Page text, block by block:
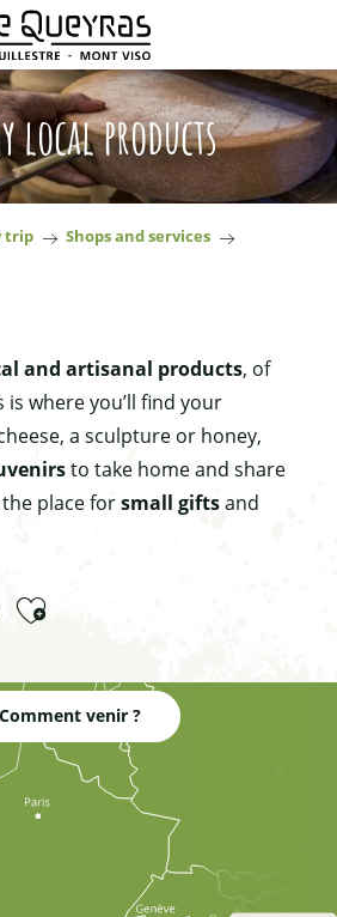
local products
trip
Shops and services
and artisanal products, of
is where you’ll find your
a sculpture or honey,
to take home and share
place forsmall giftsand
Ajouter aux favoris
l'Ours"
des Cimes
des Forannes
La Roche
Comment venir ?